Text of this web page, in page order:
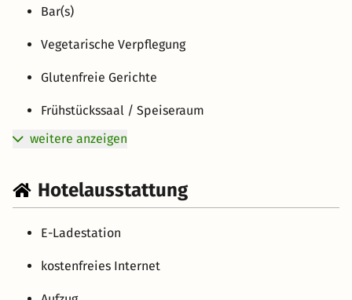
Bar(s)
Vegetarische Verpflegung
Glutenfreie Gerichte
Frühstückssaal / Speiseraum
weitere anzeigen
Hotelausstattung
E-Ladestation
kostenfreies Internet